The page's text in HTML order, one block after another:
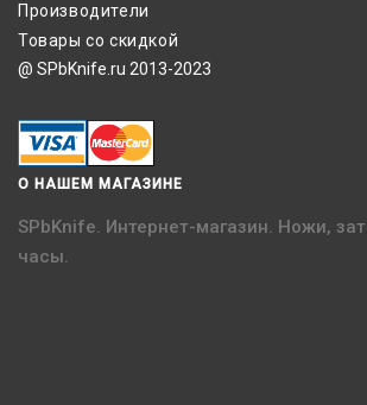
Производители
Товары со скидкой
@ SPbKnife.ru 2013-2023
О НАШЕМ МАГАЗИНЕ
SPbKnife. Интернет-магазин. Ножи,
часы.